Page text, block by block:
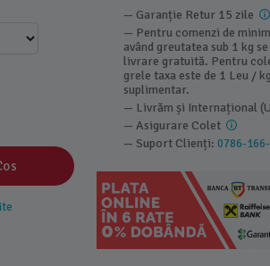
— Garanție Retur 15 zile
— Pentru comenzi de
având greutatea sub 1 kg
livrare gratuită. Pentru
grele taxa este de 1 Leu / kg
suplimentar.
— Livrăm și Internațional
— Asigurare Colet
— Suport Clienți:0786-